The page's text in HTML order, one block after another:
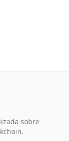
sobre